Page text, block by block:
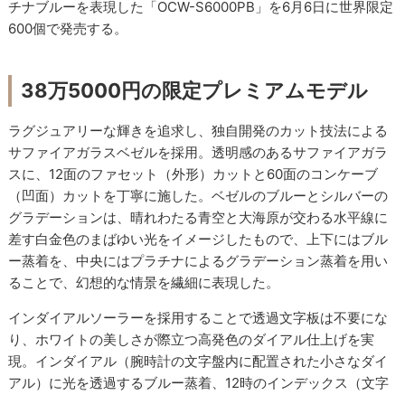
チナブルーを表現した「OCW-S6000PB」を6月6日に世界限定
600個で発売する。
38万5000円の限定プレミアムモデル
ラグジュアリーな輝きを追求し、独自開発のカット技法による
サファイアガラスベゼルを採用。透明感のあるサファイアガラ
スに、12面のファセット（外形）カットと60面のコンケーブ
（凹面）カットを丁寧に施した。ベゼルのブルーとシルバーの
グラデーションは、晴れわたる青空と大海原が交わる水平線に
差す白金色のまばゆい光をイメージしたもので、上下にはブル
ー蒸着を、中央にはプラチナによるグラデーション蒸着を用い
ることで、幻想的な情景を繊細に表現した。
インダイアルソーラーを採用することで透過文字板は不要にな
り、ホワイトの美しさが際立つ高発色のダイアル仕上げを実
現。インダイアル（腕時計の文字盤内に配置された小さなダイ
アル）に光を透過するブルー蒸着、12時のインデックス（文字